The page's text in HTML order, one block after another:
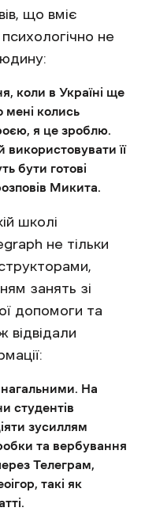
що вміє
не
коли в Україні ще
колись
я це зроблю.
використовувати її
бути готові
Микита.
школі
не тільки
занять зі
допомоги та
відвідали
На
студентів
зусиллям
та вербування
Телеграм,
такі як